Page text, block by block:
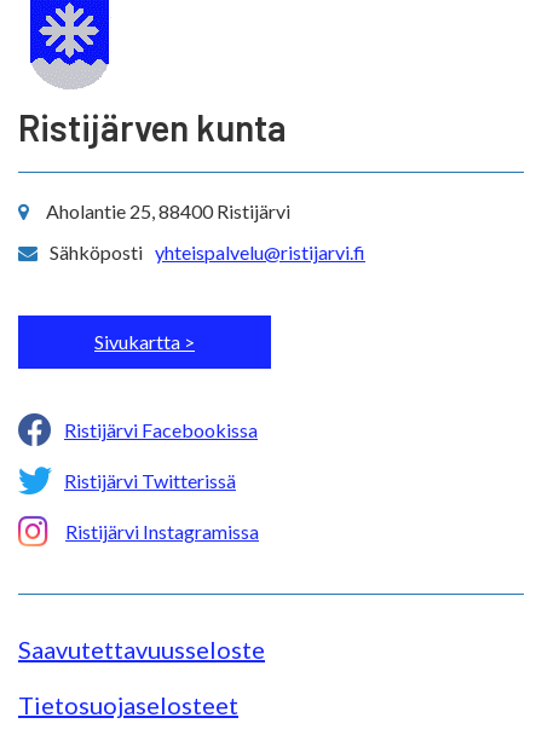
Ristijärven kunta
Aholantie 25, 88400 Ristijärvi
Sähköposti yhteispalvelu@ristijarvi.fi
Sivukartta >
Ristijärvi Facebookissa
Ristijärvi Twitterissä
Ristijärvi Instagramissa
Saavutettavuusseloste
Tietosuojaselosteet